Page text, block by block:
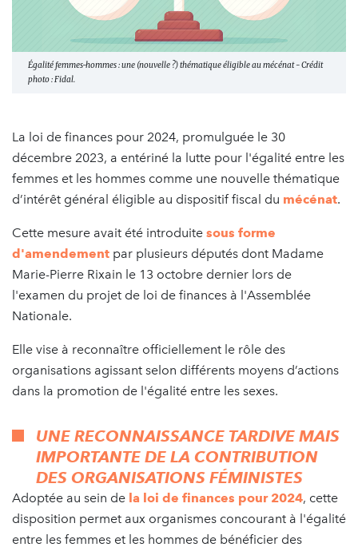
Égalité femmes-hommes : une (nouvelle ?) thématique éligible au mécénat - Crédit
photo : Fidal.
La loi de finances pour 2024, promulguée le 30
décembre 2023, a entériné la lutte pour l'égalité entre les
femmes et les hommes comme une nouvelle thématique
d’intérêt général éligible au dispositif fiscal du mécénat.
Cette mesure avait été introduite sous forme
d'amendement par plusieurs députés dont Madame
Marie-Pierre Rixain le 13 octobre dernier lors de
l'examen du projet de loi de finances à l'Assemblée
Nationale.
Elle vise à reconnaître officiellement le rôle des
organisations agissant selon différents moyens d’actions
dans la promotion de l'égalité entre les sexes.
UNE RECONNAISSANCE TARDIVE MAIS
IMPORTANTE DE LA CONTRIBUTION
DES ORGANISATIONS FÉMINISTES
Adoptée au sein de la loi de finances pour 2024, cette
disposition permet aux organismes concourant à l'égalité
entre les femmes et les hommes de bénéficier des